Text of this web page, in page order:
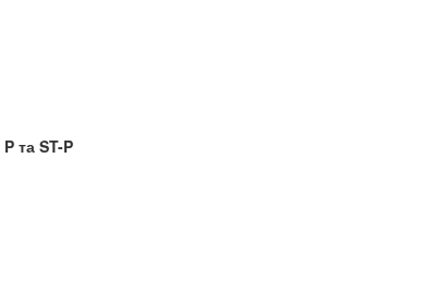
та ST-P